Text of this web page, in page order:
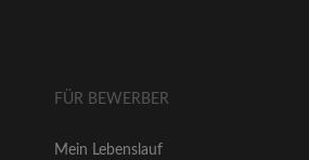
FÜR BEWERBER
Mein Lebenslauf